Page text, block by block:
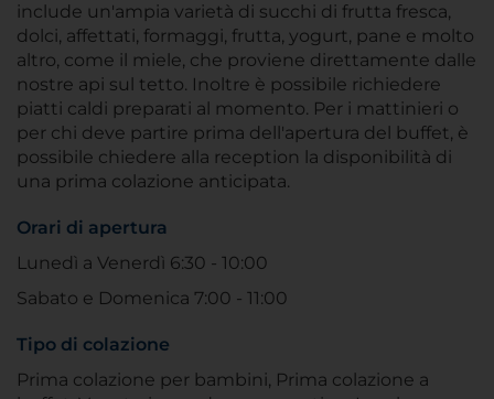
include un'ampia varietà di succhi di frutta fresca,
dolci, affettati, formaggi, frutta, yogurt, pane e molto
altro, come il miele, che proviene direttamente dalle
nostre api sul tetto. Inoltre è possibile richiedere
piatti caldi preparati al momento. Per i mattinieri o
per chi deve partire prima dell'apertura del buffet, è
possibile chiedere alla reception la disponibilità di
una prima colazione anticipata.
Orari di apertura
Lunedì a Venerdì 6:30 - 10:00
Sabato e Domenica 7:00 - 11:00
Tipo di colazione
Prima colazione per bambini, Prima colazione a